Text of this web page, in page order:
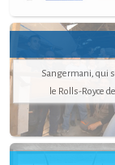
Sangermani, qui
le Rolls-Royce